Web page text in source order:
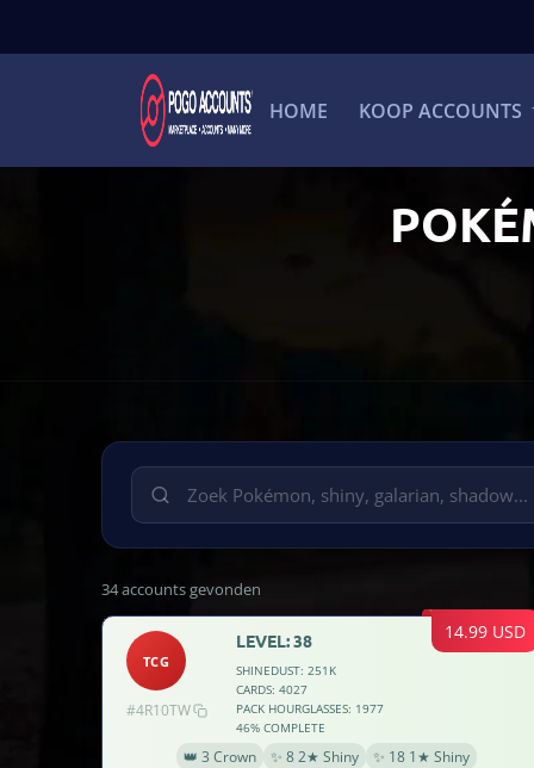
HOME KOOP ACCOUNTS
34 accounts gevonden
14.99 USD
TCG
#4R10TW
LEVEL: 38
SHINEDUST: 251K
CARDS: 4027
PACK HOURGLASSES: 1977
46% COMPLETE
👑 3 Crown ✨ 8 2★ Shiny ✨ 18 1★ Shiny